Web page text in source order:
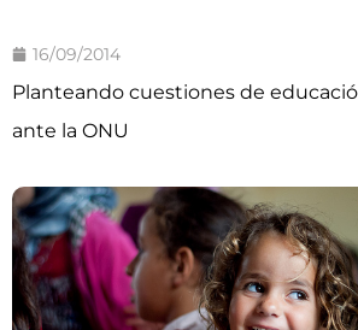
16/09/2014
Planteando cuestiones de
ante la ONU